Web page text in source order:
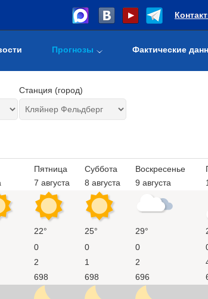
Прогнозы Фактические
Станция (город)
Пятница
7 августа
Суббота
8 августа
Воскресенье
9 августа
22° 25° 29°
0 0 0
2 1 2
698 698 696